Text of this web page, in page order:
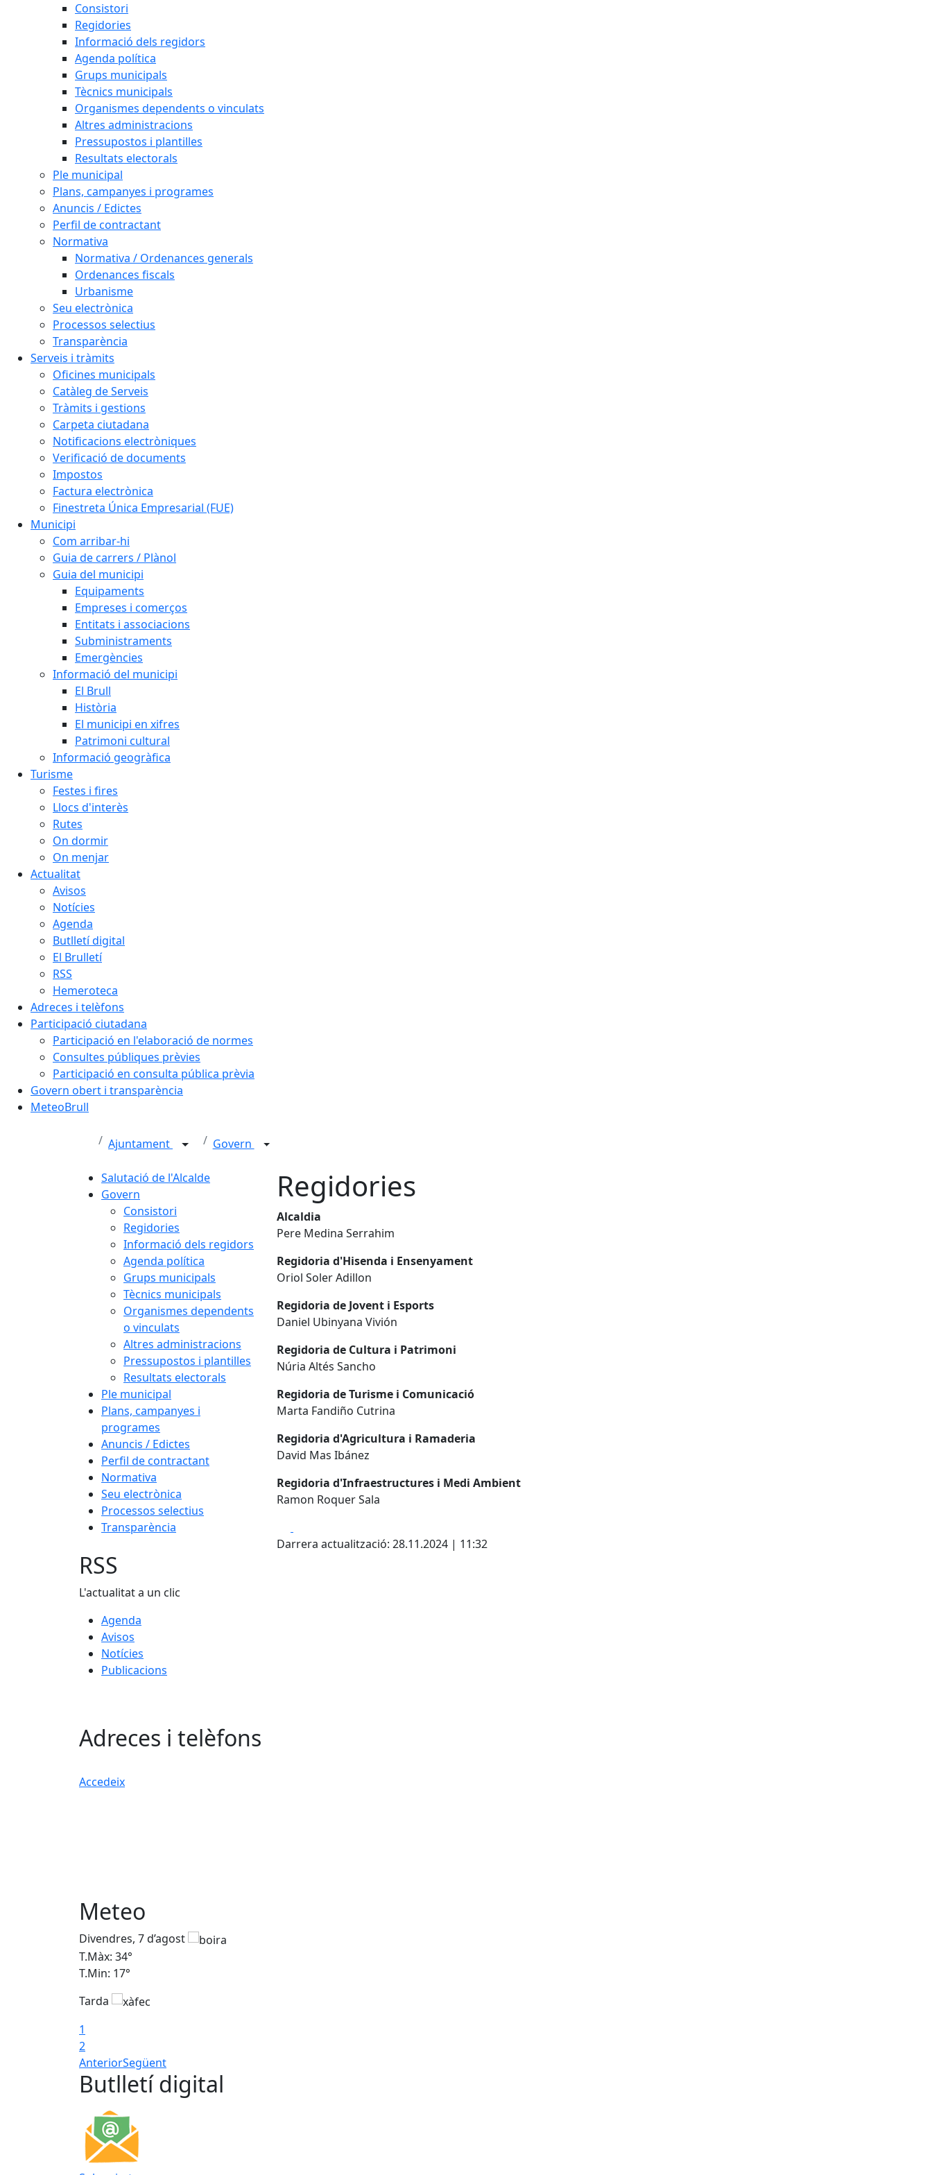
Consistori
Regidories
Informació dels regidors
Agenda política
Grups municipals
Tècnics municipals
Organismes dependents o vinculats
Altres administracions
Pressupostos i plantilles
Resultats electorals
Ple municipal
Plans, campanyes i programes
Anuncis / Edictes
Perfil de contractant
Normativa
Normativa / Ordenances generals
Ordenances fiscals
Urbanisme
Seu electrònica
Processos selectius
Transparència
Serveis i tràmits
Oficines municipals
Catàleg de Serveis
Tràmits i gestions
Carpeta ciutadana
Notificacions electròniques
Verificació de documents
Impostos
Factura electrònica
Finestreta Única Empresarial (FUE)
Municipi
Com arribar-hi
Guia de carrers / Plànol
Guia del municipi
Equipaments
Empreses i comerços
Entitats i associacions
Subministraments
Emergències
Informació del municipi
El Brull
Història
El municipi en xifres
Patrimoni cultural
Informació geogràfica
Turisme
Festes i fires
Llocs d'interès
Rutes
On dormir
On menjar
Actualitat
Avisos
Notícies
Agenda
Butlletí digital
El Brulletí
RSS
Hemeroteca
Adreces i telèfons
Participació ciutadana
Participació en l'elaboració de normes
Consultes públiques prèvies
Participació en consulta pública prèvia
Govern obert i transparència
MeteoBrull
Ajuntament Govern
Salutació de l'Alcalde
Govern
Consistori
Regidories
Informació dels regidors
Agenda política
Grups municipals
Tècnics municipals
Organismes dependents
o vinculats
Altres administracions
Pressupostos i plantilles
Resultats electorals
Ple municipal
Plans, campanyes i
programes
Anuncis / Edictes
Perfil de contractant
Normativa
Seu electrònica
Processos selectius
Transparència
Regidories
Alcaldia
Pere Medina Serrahim
Regidoria d'Hisenda i Ensenyament
Oriol Soler Adillon
Regidoria de Jovent i Esports
Daniel Ubinyana Vivión
Regidoria de Cultura i Patrimoni
Núria Altés Sancho
Regidoria de Turisme i Comunicació
Marta Fandiño Cutrina
Regidoria d'Agricultura i Ramaderia
David Mas Ibánez
Regidoria d'Infraestructures i Medi Ambient
Ramon Roquer Sala
Darrera actualització: 28.11.2024 | 11:32
RSS
L'actualitat a un clic
Agenda
Avisos
Notícies
Publicacions
Adreces i telèfons
Accedeix
Meteo
Divendres, 7 d’agost
T.Màx: 34°
T.Min: 17°
Tarda
1
2
AnteriorSegüent
Butlletí digital